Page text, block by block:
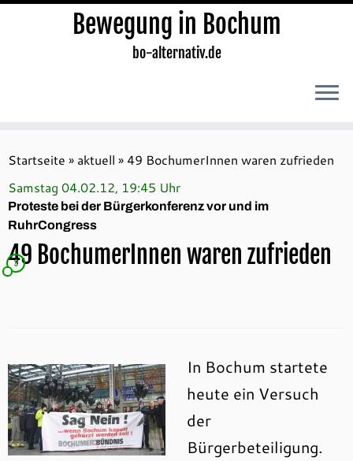
Inhalt
springen
Bewegung in Bochum
bo-alternativ.de
Startseite » aktuell » 49 BochumerInnen waren zufrieden
Samstag 04.02.12, 19:45 Uhr
Proteste bei der Bürgerkonferenz vor und im
RuhrCongress
49 BochumerInnen waren zufrieden
3
In Bochum startete
heute ein Versuch
der
Bürgerbeteiligung.